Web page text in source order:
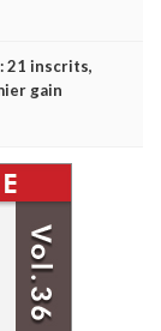
: 21 inscrits,
gain